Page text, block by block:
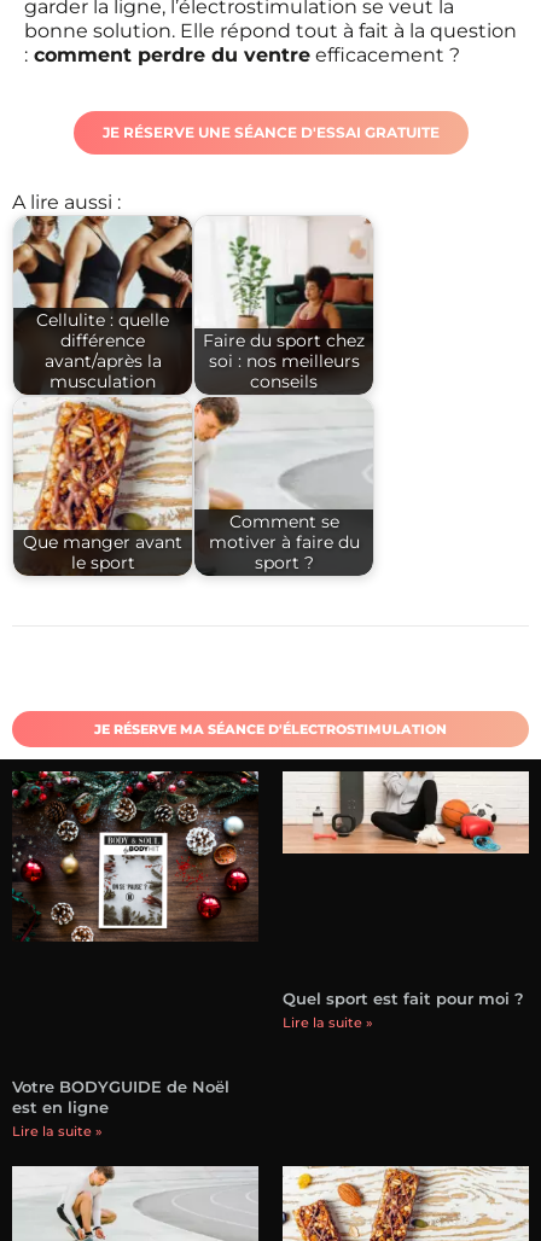
garder la ligne, l’électrostimulation se veut la
bonne solution. Elle répond tout à fait à la question
: comment perdre du ventre efficacement ?
JE RÉSERVE UNE SÉANCE D'ESSAI GRATUITE
A lire aussi :
Cellulite : quelle
différence
avant/après la
musculation
Faire du sport chez
soi : nos meilleurs
conseils
Que manger avant
le sport
Comment se
motiver à faire du
sport ?
JE RÉSERVE MA SÉANCE D'ÉLECTROSTIMULATION
Votre BODYGUIDE de Noël
est en ligne
Lire la suite »
Quel sport est fait pour moi ?
Lire la suite »